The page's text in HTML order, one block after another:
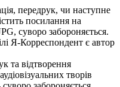
передрук, чи наступне
посилання на
суворо забороняється.
Я-Корреспондент є автор
та відтворення
творів